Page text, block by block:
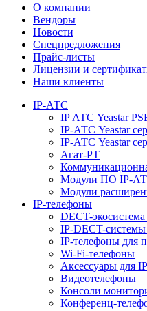
О компании
Вендоры
Новости
Спецпредложения
Прайс-листы
Лицензии и
Наши клиенты
IP-АТС
IP АТС Yeastar
IP-АТС Yeastar
IP-АТС Yeastar
Агат-РТ
Модули ПО IP-
Модули
IP-телефоны
DECT-
IP-DECT-системы
IP-телефоны для
Wi-Fi-телефоны
Аксессуары для
Видеотелефоны
Консоли
Конференц-